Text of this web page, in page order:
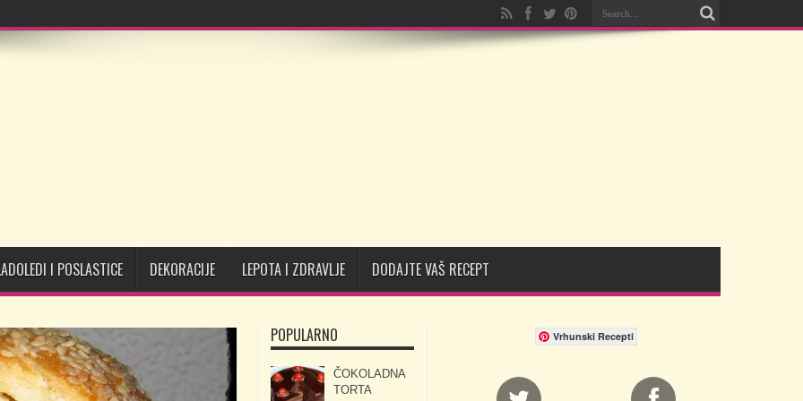
I POSLASTICE DEKORACIJE LEPOTA I ZDRAVLJE DODAJTE VAŠ RECEPT
POPULARNO
ČOKOLADNA
TORTA
Vrhunski Recepti